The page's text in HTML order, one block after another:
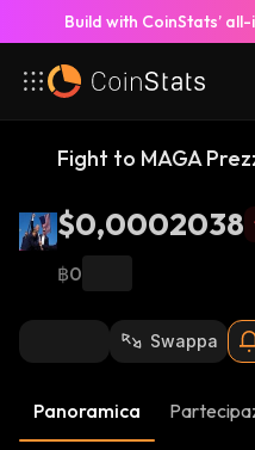
Build with CoinStats’
Fight to MAGA
$0,0002038
฿0
Swappa
Panoramica